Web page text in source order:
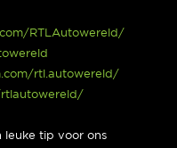
RTLAutowereld/
rtl.autowereld/
leuke tip voor ons